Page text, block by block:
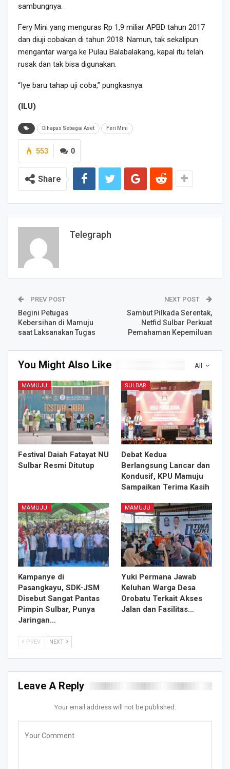
sambungnya.
Fery Mini yang menguras Rp 1,9 miliar APBD tahun 2017
dan diuji cobakan di tahun 2018. Namun, tak sekalipun
mengantar warga ke Pulau Balabalakang, kapal itu telah
rusak dan tak bisa digunakan.
“Iye baru tahap uji coba,” pungkasnya.
(ILU)
Dihapus Sebagai Aset Feri Mini
0
553
Share
Telegraph
PREV POST
Begini Petugas
Kebersihan di Mamuju
saat Laksanakan Tugas
NEXT POST
Sambut Pilkada Serentak,
Netfid Sulbar Perkuat
Pemahaman Kepemiluan
All
You Might Also Like
MAMUJU
Festival Daiah Fatayat NU
Sulbar Resmi Ditutup
SULBAR
Debat Kedua
Berlangsung Lancar dan
Kondusif, KPU Mamuju
Sampaikan Terima Kasih
MAMUJU
Kampanye di
Pasangkayu, SDK-JSM
Disebut Sangat Pantas
Pimpin Sulbar, Punya
Jaringan…
MAMUJU
Yuki Permana Jawab
Keluhan Warga Desa
Orobatu Terkait Akses
Jalan dan Fasilitas…
PREV NEXT
Leave A Reply
Your email address will not be published.